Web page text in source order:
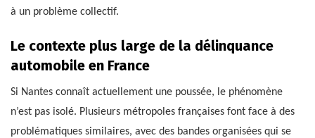
à un problème collectif.
Le contexte plus large de la délinquance
automobile en France
Si Nantes connaît actuellement une poussée, le phénomène
n’est pas isolé. Plusieurs métropoles françaises font face à des
problématiques similaires, avec des bandes organisées qui se